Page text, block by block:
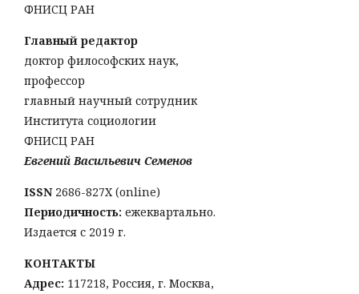
ФНИСЦ РАН
Главный редактор
доктор философских наук,
профессор
главный научный сотрудник
Института социологии
ФНИСЦ РАН
Евгений Васильевич Семенов
ISSN 2686-827X (online)
Периодичность: ежеквартально.
Издается с 2019 г.
КОНТАКТЫ
Адрес: 117218, Россия, г. Москва,